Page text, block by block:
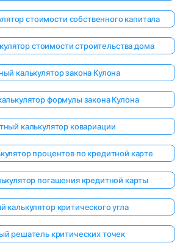
стоимости собственного капитала
стоимости строительства дома
калькулятор закона Кулона
формулы закона Кулона
калькулятор ковариации
процентов по кредитной карте
погашения кредитной карты
калькулятор критического угла
решатель критических точек